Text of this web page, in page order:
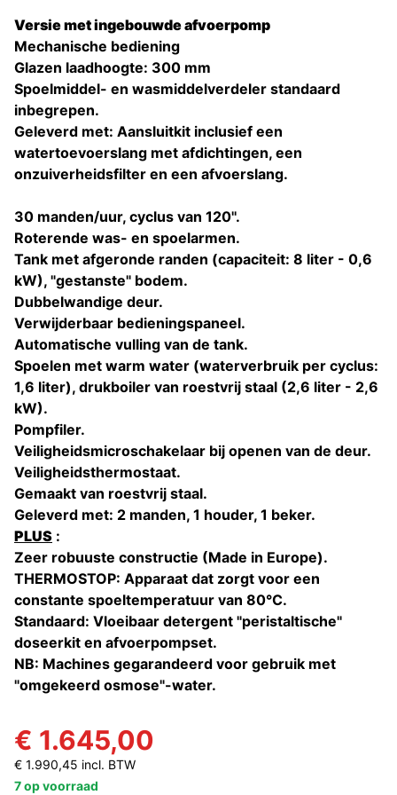
Versie met ingebouwde afvoerpomp
Mechanische bediening
Glazen laadhoogte: 300 mm
Spoelmiddel- en wasmiddelverdeler standaard
inbegrepen.
Geleverd met: Aansluitkit inclusief een
watertoevoerslang met afdichtingen, een
onzuiverheidsfilter en een afvoerslang.
30 manden/uur, cyclus van 120''.
Roterende was- en spoelarmen.
Tank met afgeronde randen (capaciteit: 8 liter - 0,6
kW), "gestanste" bodem.
Dubbelwandige deur.
Verwijderbaar bedieningspaneel.
Automatische vulling van de tank.
Spoelen met warm water (waterverbruik per cyclus:
1,6 liter), drukboiler van roestvrij staal (2,6 liter - 2,6
kW).
Pompfiler.
Veiligheidsmicroschakelaar bij openen van de deur.
Veiligheidsthermostaat.
Gemaakt van roestvrij staal.
Geleverd met: 2 manden, 1 houder, 1 beker.
PLUS :
Zeer robuuste constructie (Made in Europe).
THERMOSTOP: Apparaat dat zorgt voor een
constante spoeltemperatuur van 80°C.
Standaard: Vloeibaar detergent "peristaltische"
doseerkit en afvoerpompset.
NB: Machines gegarandeerd voor gebruik met
"omgekeerd osmose"-water.
€ 1.645,00
€ 1.990,45 incl. BTW
7 op voorraad